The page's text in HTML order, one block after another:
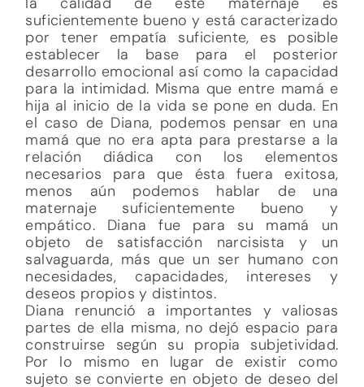
suficientemente bueno y está caracterizado
por tener empatía suficiente, es posible
establecer la base para el posterior
desarrollo emocional así como la capacidad
para la intimidad. Misma que entre mamá e
hija al inicio de la vida se pone en duda. En
el caso de Diana, podemos pensar en una
mamá que no era apta para prestarse a la
relación diádica con los elementos
necesarios para que ésta fuera exitosa,
menos aún podemos hablar de una
maternaje suficientemente bueno y
empático. Diana fue para su mamá un
objeto de satisfacción narcisista y un
salvaguarda, más que un ser humano con
necesidades, capacidades, intereses y
deseos propios y distintos.
Diana renunció a importantes y valiosas
partes de ella misma, no dejó espacio para
construirse según su propia subjetividad.
Por lo mismo en lugar de existir como
sujeto se convierte en objeto de deseo del